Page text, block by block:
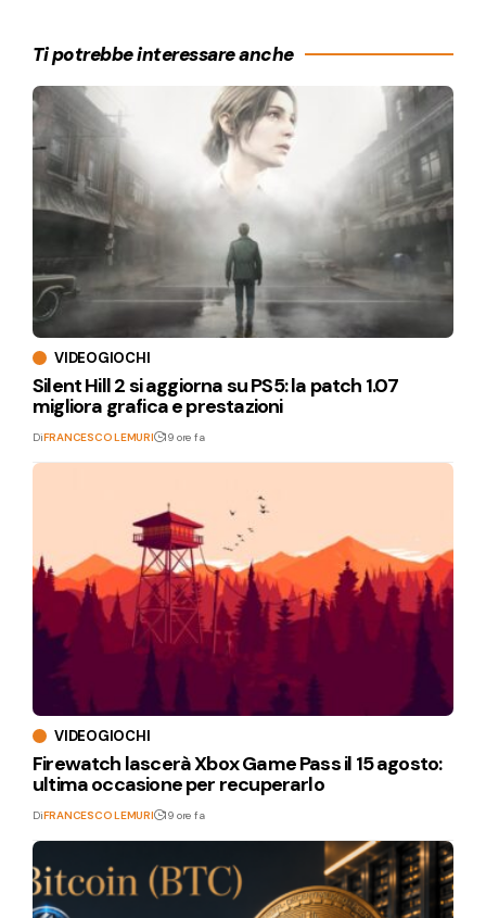
Ti potrebbe interessare anche
VIDEOGIOCHI
Silent Hill 2 si aggiorna su PS5: la patch 1.07
migliora grafica e prestazioni
DiFRANCESCO LEMURI 19 ore fa
VIDEOGIOCHI
Firewatch lascerà Xbox Game Pass il 15 agosto:
ultima occasione per recuperarlo
DiFRANCESCO LEMURI 19 ore fa